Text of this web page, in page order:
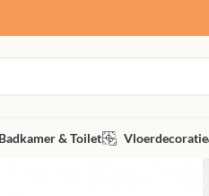
Badkamer & Toilet Vloerdecoratie